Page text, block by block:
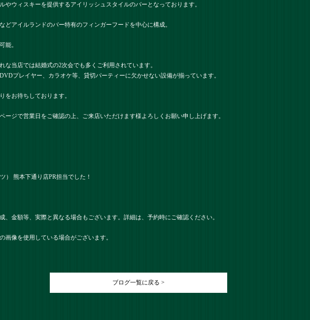
やウィスキーを提供するアイリッシュスタイルのバーとなっております。
どアイルランドのバー特有のフィンガーフードを中心に構成。
能。
な当店では結婚式の2次会でも多くご利用されています。
プレイヤー、カラオケ等、貸切パーティーに欠かせない設備が揃っています。
をお待ちしております。
ジで営業日をご確認の上、ご来店いただけます様よろしくお願い申し上げます。
） 熊本下通り店PR担当でした！
金額等、実際と異なる場合もございます。詳細は、予約時にご確認ください。
像を使用している場合がございます。
ブログ一覧に戻る >